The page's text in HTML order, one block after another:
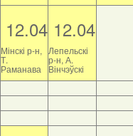
12.04
Мінскі р-н,
Т.
Раманава
12.04
Лепельскі
р-н, А.
Вінчэўскі